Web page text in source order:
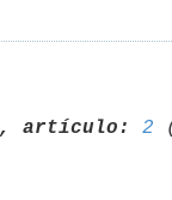
artículo: 2